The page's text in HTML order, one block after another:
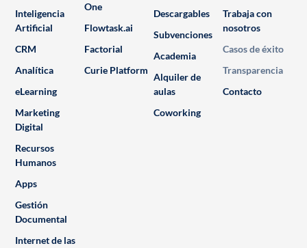
Inteligencia
Artificial
CRM
Analítica
eLearning
Marketing
Digital
Recursos
Humanos
Apps
Gestión
Documental
Internet de las
One
Flowtask.ai
Factorial
Curie Platform
Descargables
Subvenciones
Academia
Alquiler de
aulas
Coworking
Trabaja con
nosotros
Casos de éxito
Transparencia
Contacto